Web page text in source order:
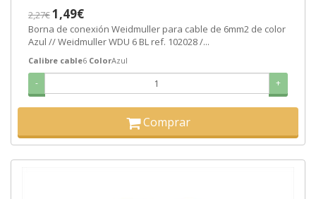
2,27€1,49€
Borna de conexión Weidmuller para cable de 6mm2 de color
Azul // Weidmuller WDU 6 BL ref. 102028 /...
Calibre cable6 ColorAzul
- +
Comprar